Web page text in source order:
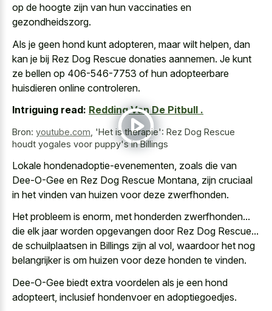
op de hoogte zijn van hun vaccinaties en
gezondheidszorg.
Als je geen hond kunt adopteren, maar wilt helpen, dan
kan je bij Rez Dog Rescue donaties aannemen. Je kunt
ze bellen op 406-546-7753 of hun adopteerbare
huisdieren online controleren.
Intriguing read: Redding Van De Pitbull .
Bron: youtube.com 'Het is therapie': Rez Dog Rescue
houdt yogales voor puppy's in Billings
Lokale hondenadoptie-evenementen, zoals die van
Dee-O-Gee en Rez Dog Rescue Montana, zijn cruciaal
in het vinden van huizen voor deze zwerfhonden.
Het probleem is enorm, met honderden zwerfhonden...
die elk jaar worden opgevangen door Rez Dog Rescue...
de schuilplaatsen in Billings zijn al vol, waardoor het nog
belangrijker is om huizen voor deze honden te vinden.
Dee-O-Gee biedt extra voordelen als je een hond
adopteert, inclusief hondenvoer en adoptiegoedjes.